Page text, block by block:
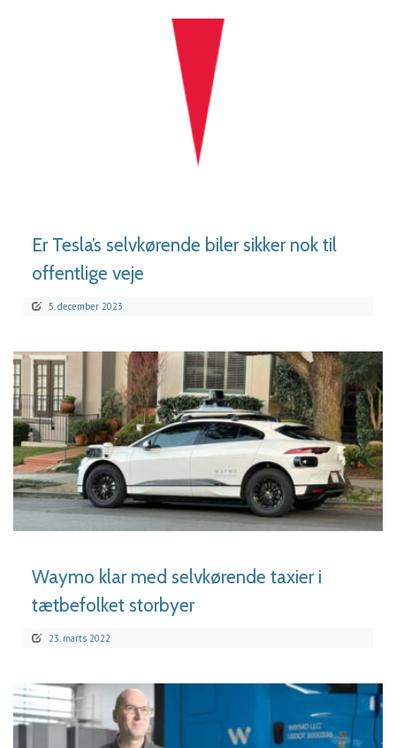
Er Tesla’s selvkørende biler sikker nok til
offentlige veje
5. december 2023
LÆS MERE
Waymo klar med selvkørende taxier i
tætbefolket storbyer
23. marts 2022